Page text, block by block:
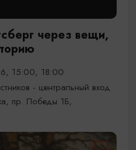
через вещи,
15:00, 18:00
- центральный вход
пр. Победы 1Б,